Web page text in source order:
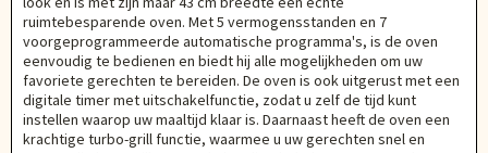
ruimtebesparende oven. Met 5 vermogensstanden en 7
voorgeprogrammeerde automatische programma's, is de oven
eenvoudig te bedienen en biedt hij alle mogelijkheden om uw
favoriete gerechten te bereiden. De oven is ook uitgerust met een
digitale timer met uitschakelfunctie, zodat u zelf de tijd kunt
instellen waarop uw maaltijd klaar is. Daarnaast heeft de oven een
krachtige turbo-grill functie, waarmee u uw gerechten snel en